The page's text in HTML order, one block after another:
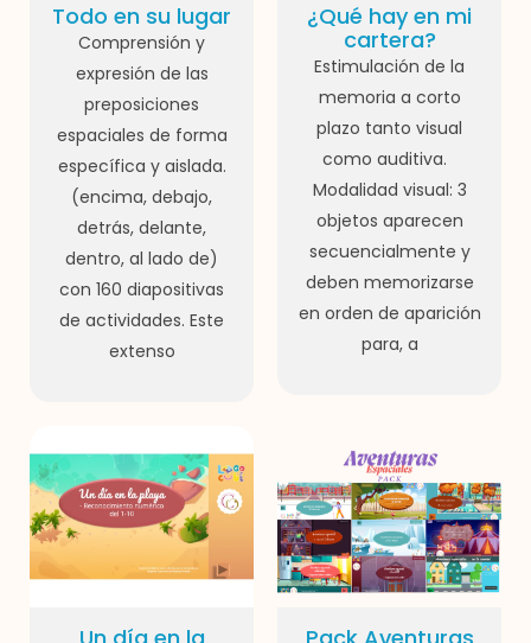
Todo en su lugar
Comprensión y
expresión de las
preposiciones
espaciales de forma
específica y aislada.
(encima, debajo,
detrás, delante,
dentro, al lado de)
con 160 diapositivas
de actividades. Este
extenso
¿Qué hay en mi
cartera?
Estimulación de la
memoria a corto
plazo tanto visual
como auditiva.
Modalidad visual: 3
objetos aparecen
secuencialmente y
deben memorizarse
en orden de aparición
para, a